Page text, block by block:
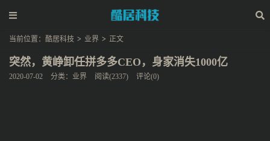
当前位置： 酷居科技 > 业界 > 正文
突然，黄峥卸任拼多多CEO，身家消失1000亿
2020-07-02 分类： 业界 阅读(2337) 评论(0)